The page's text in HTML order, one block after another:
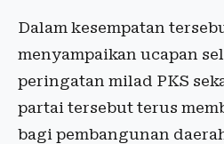
Dalam kesempatan
menyampaikan ucapan
peringatan milad PKS
partai tersebut terus
bagi pembangunan